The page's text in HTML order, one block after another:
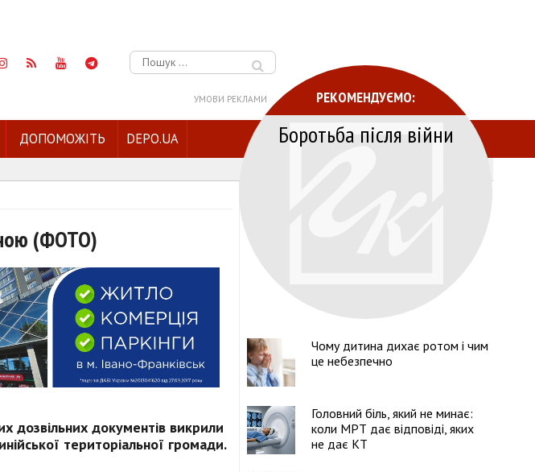
Пошук:
УМОВИ РЕКЛАМИ
ДОПОМОЖІТЬ DEPO.UA
(ФОТО)
дозвільних документів викрили
територіальної громади.
РЕКОМЕНДУЄМО:
Боротьба після війни
Чому дитина дихає ротом і чим
це небезпечно
Головний біль, який не минає:
коли МРТ дає відповіді, яких
не дає КТ